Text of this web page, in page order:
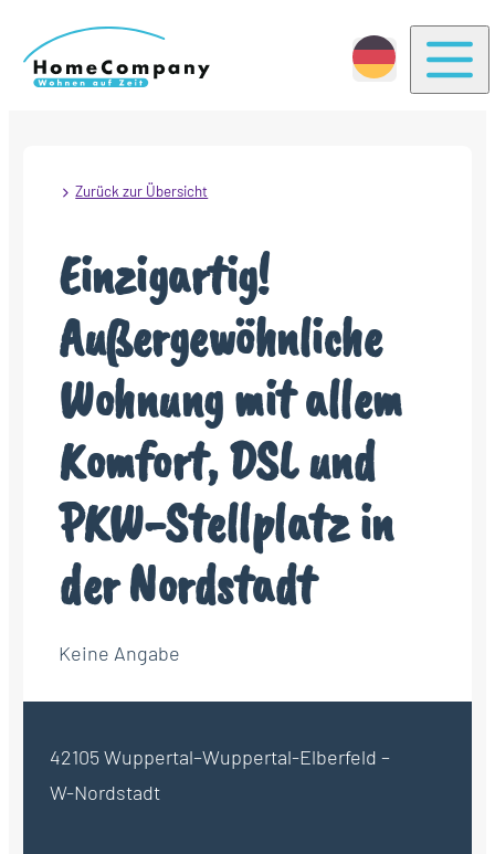
Zurück zur Übersicht
Einzigartig!
Außergewöhnliche
Wohnung mit allem
Komfort, DSL und
PKW-Stellplatz in
der Nordstadt
Keine Angabe
42105 Wuppertal–Wuppertal-Elberfeld –
W-Nordstadt